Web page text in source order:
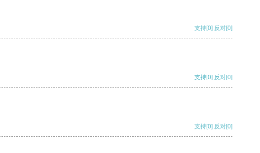
支持[0] 反对[0]
支持[0] 反对[0]
支持[0] 反对[0]